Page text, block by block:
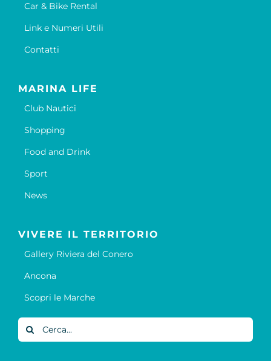
Car & Bike Rental
Link e Numeri Utili
Contatti
MARINA LIFE
Club Nautici
Shopping
Food and Drink
Sport
News
VIVERE IL TERRITORIO
Gallery Riviera del Conero
Ancona
Scopri le Marche
Cerca
per: